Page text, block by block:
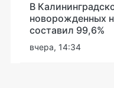
В
новорожденных
составил 99,6%
вчера, 14:34